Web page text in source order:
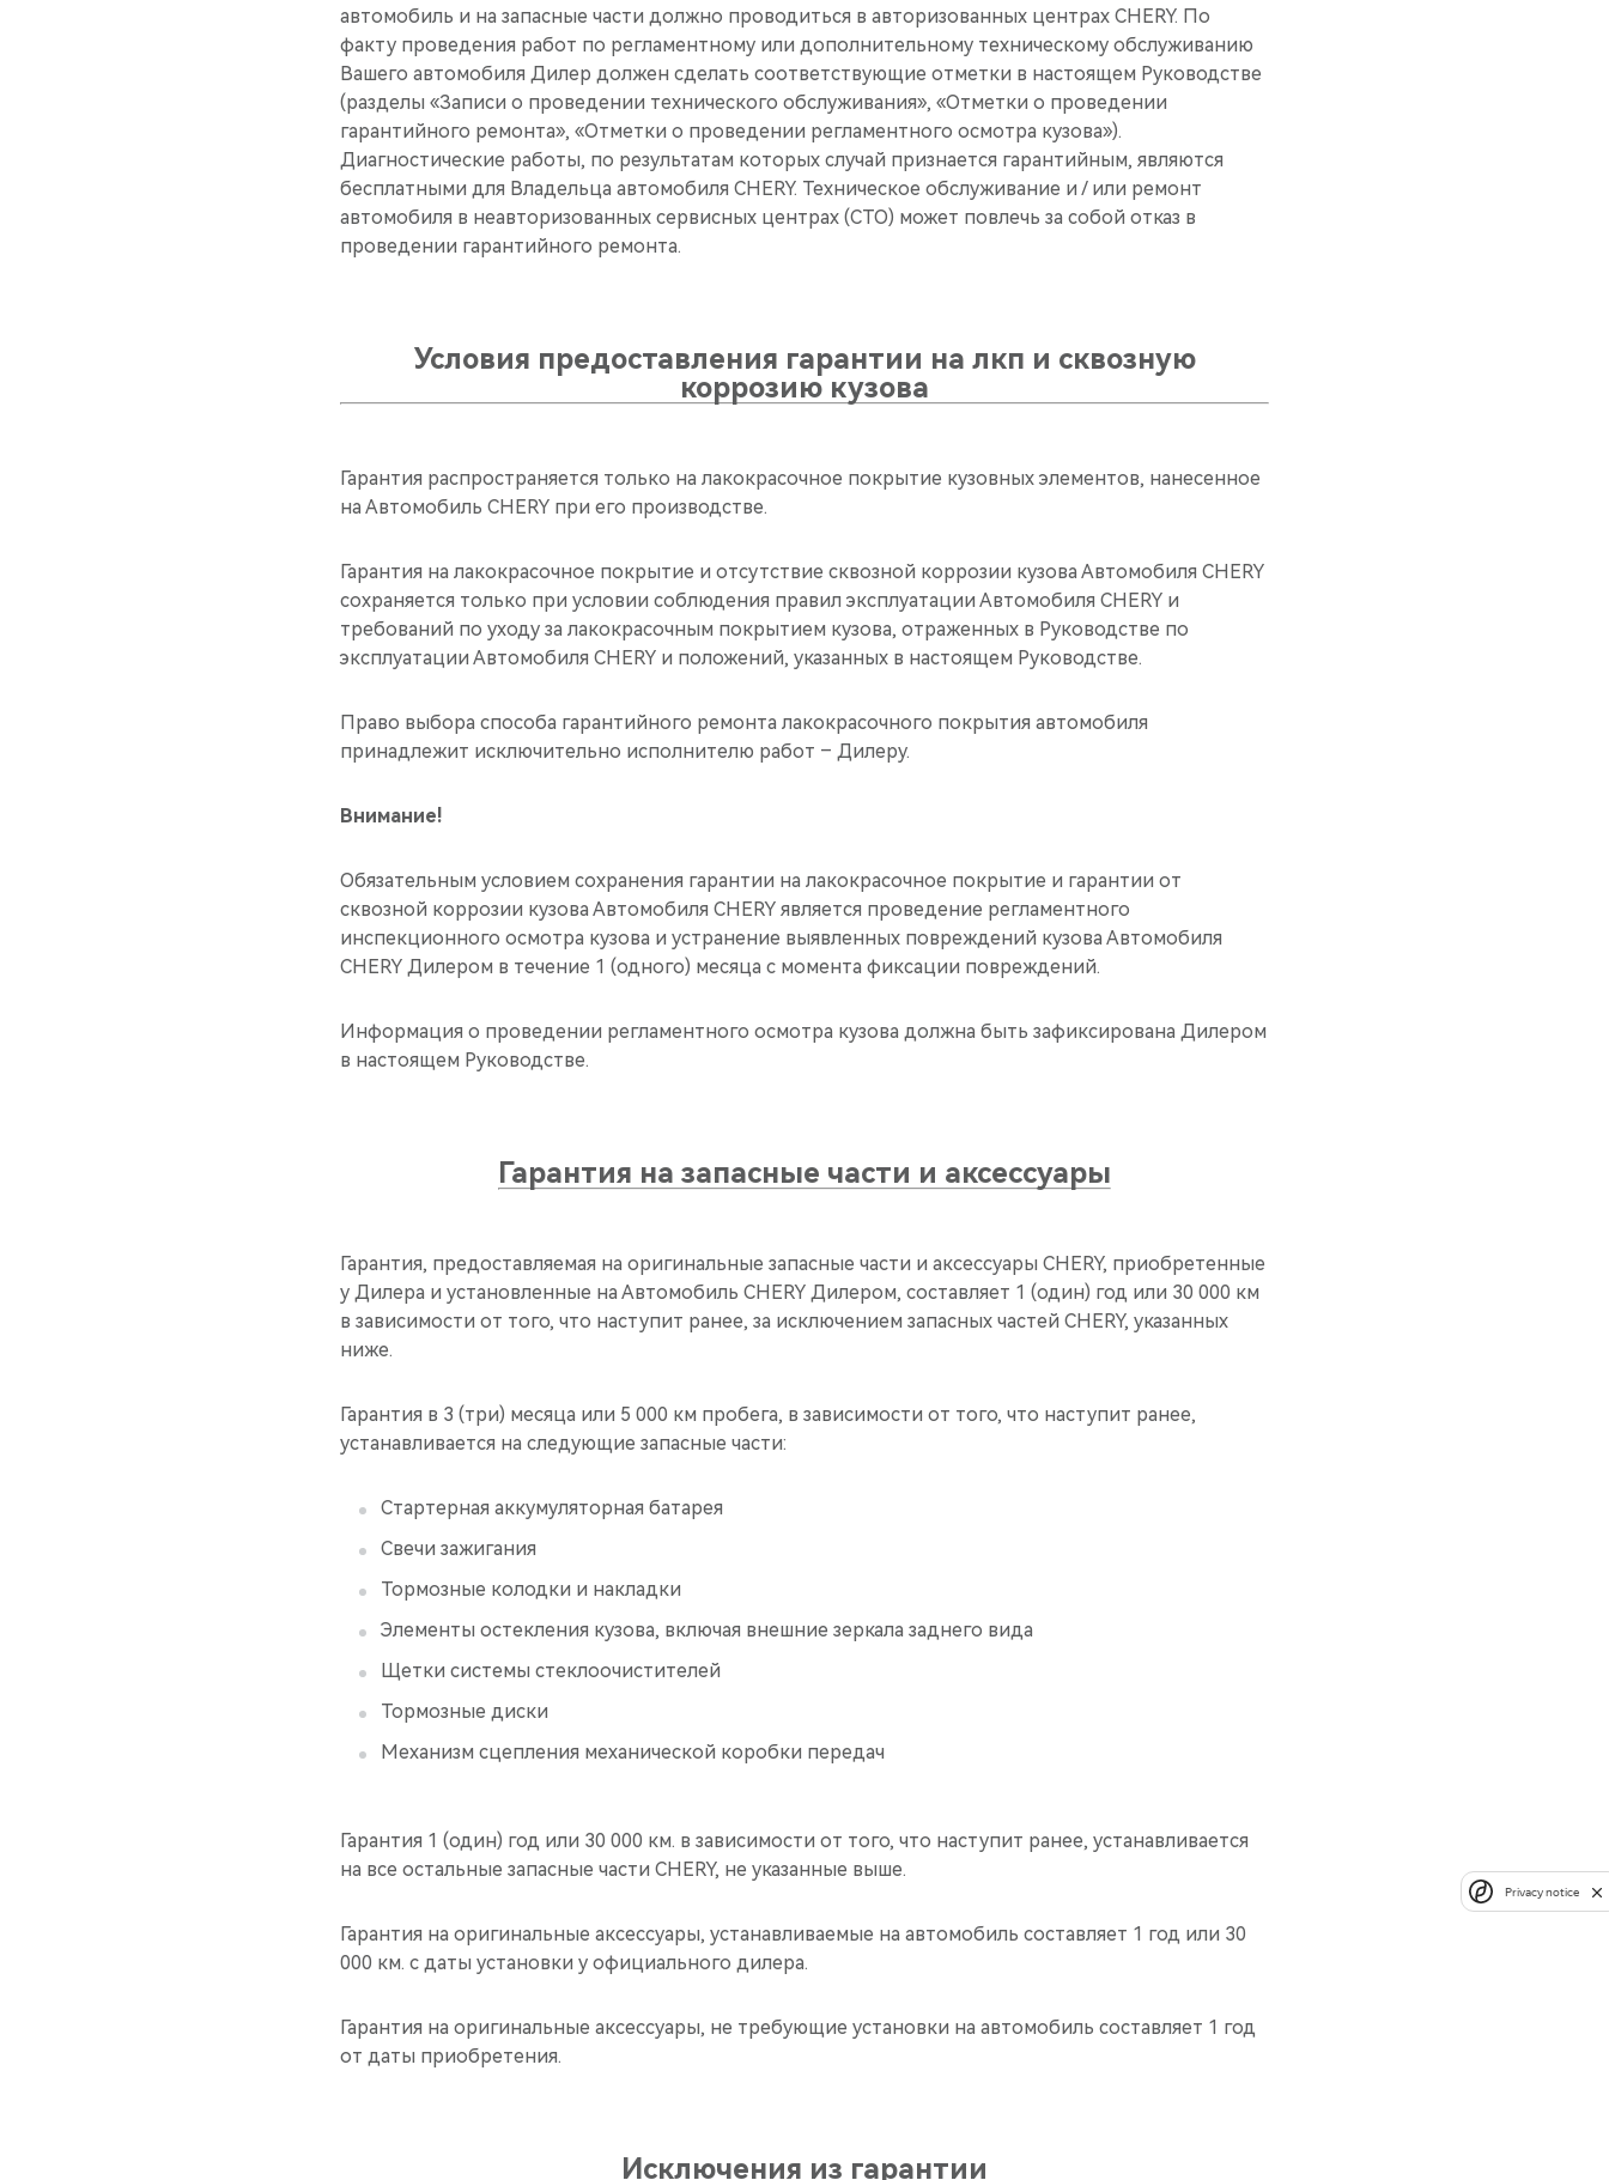
автомобиль и на запасные части должно проводиться в авторизованных центрах CHERY. По
факту проведения работ по регламентному или дополнительному техническому обслуживанию
Вашего автомобиля Дилер должен сделать соответствующие отметки в настоящем Руководстве
(разделы «Записи о проведении технического обслуживания», «Отметки о проведении
гарантийного ремонта», «Отметки о проведении регламентного осмотра кузова»).
Диагностические работы, по результатам которых случай признается гарантийным, являются
бесплатными для Владельца автомобиля CHERY. Техническое обслуживание и / или ремонт
автомобиля в неавторизованных сервисных центрах (СТО) может повлечь за собой отказ в
проведении гарантийного ремонта.
Условия предоставления гарантии на лкп и сквозную
коррозию кузова
Гарантия распространяется только на лакокрасочное покрытие кузовных элементов, нанесенное
на Автомобиль CHERY при его производстве.
Гарантия на лакокрасочное покрытие и отсутствие сквозной коррозии кузова Автомобиля CHERY
сохраняется только при условии соблюдения правил эксплуатации Автомобиля CHERY и
требований по уходу за лакокрасочным покрытием кузова, отраженных в Руководстве по
эксплуатации Автомобиля CHERY и положений, указанных в настоящем Руководстве.
Право выбора способа гарантийного ремонта лакокрасочного покрытия автомобиля
принадлежит исключительно исполнителю работ – Дилеру.
Внимание!
Обязательным условием сохранения гарантии на лакокрасочное покрытие и гарантии от
сквозной коррозии кузова Автомобиля CHERY является проведение регламентного
инспекционного осмотра кузова и устранение выявленных повреждений кузова Автомобиля
CHERY Дилером в течение 1 (одного) месяца с момента фиксации повреждений.
Информация о проведении регламентного осмотра кузова должна быть зафиксирована Дилером
в настоящем Руководстве.
Гарантия на запасные части и аксессуары
Гарантия, предоставляемая на оригинальные запасные части и аксессуары CHERY, приобретенные
у Дилера и установленные на Автомобиль CHERY Дилером, составляет 1 (один) год или 30 000 км
в зависимости от того, что наступит ранее, за исключением запасных частей CHERY, указанных
ниже.
Гарантия в 3 (три) месяца или 5 000 км пробега, в зависимости от того, что наступит ранее,
устанавливается на следующие запасные части:
Стартерная аккумуляторная батарея
Свечи зажигания
Тормозные колодки и накладки
Элементы остекления кузова, включая внешние зеркала заднего вида
Щетки системы стеклоочистителей
Тормозные диски
Механизм сцепления механической коробки передач
Гарантия 1 (один) год или 30 000 км. в зависимости от того, что наступит ранее, устанавливается
на все остальные запасные части CHERY, не указанные выше.
Гарантия на оригинальные аксессуары, устанавливаемые на автомобиль составляет 1 год или 30
000 км. с даты установки у официального дилера.
Гарантия на оригинальные аксессуары, не требующие установки на автомобиль составляет 1 год
от даты приобретения.
Исключения из гарантии
Privacy notice